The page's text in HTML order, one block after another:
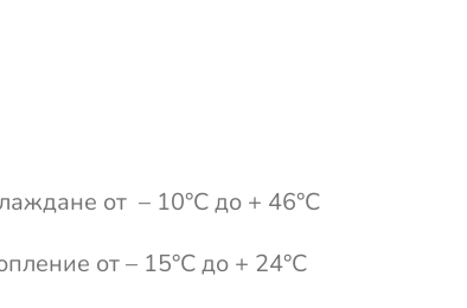
от – 10°С до + 46°С
от – 15°С до + 24°С